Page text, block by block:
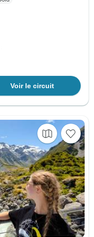
Voir le circuit